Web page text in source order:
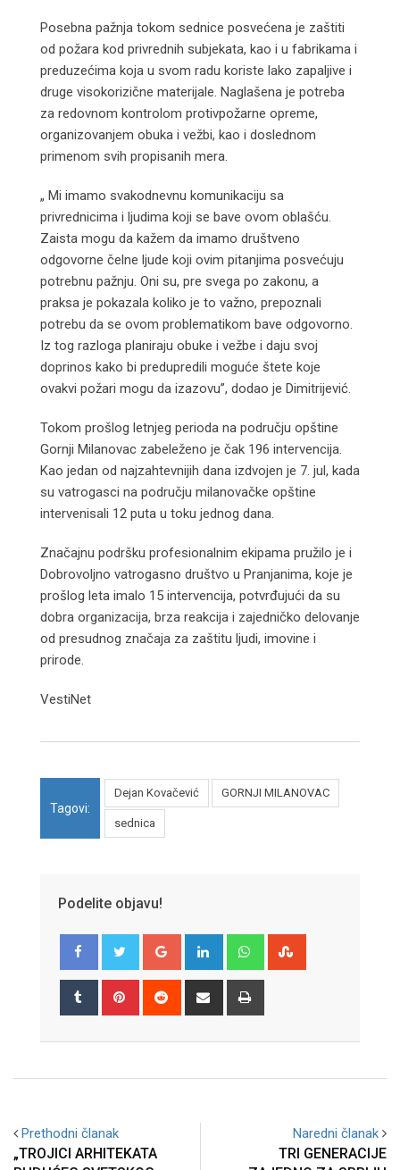
Posebna pažnja tokom sednice posvećena je zaštiti
od požara kod privrednih subjekata, kao i u fabrikama i
preduzećima koja u svom radu koriste lako zapaljive i
druge visokorizične materijale. Naglašena je potreba
za redovnom kontrolom protivpožarne opreme,
organizovanjem obuka i vežbi, kao i doslednom
primenom svih propisanih mera.
„ Mi imamo svakodnevnu komunikaciju sa
privrednicima i ljudima koji se bave ovom oblašću.
Zaista mogu da kažem da imamo društveno
odgovorne čelne ljude koji ovim pitanjima posvećuju
potrebnu pažnju. Oni su, pre svega po zakonu, a
praksa je pokazala koliko je to važno, prepoznali
potrebu da se ovom problematikom bave odgovorno.
Iz tog razloga planiraju obuke i vežbe i daju svoj
doprinos kako bi predupredili moguće štete koje
ovakvi požari mogu da izazovu”, dodao je Dimitrijević.
Tokom prošlog letnjeg perioda na području opštine
Gornji Milanovac zabeleženo je čak 196 intervencija.
Kao jedan od najzahtevnijih dana izdvojen je 7. jul, kada
su vatrogasci na području milanovačke opštine
intervenisali 12 puta u toku jednog dana.
Značajnu podršku profesionalnim ekipama pružilo je i
Dobrovoljno vatrogasno društvo u Pranjanima, koje je
prošlog leta imalo 15 intervencija, potvrđujući da su
dobra organizacija, brza reakcija i zajedničko delovanje
od presudnog značaja za zaštitu ljudi, imovine i
prirode.
VestiNet
Tagovi:
Dejan Kovačević GORNJI MILANOVAC
sednica
Podelite objavu!
Google+ LinkedIn Whatsapp
Tumblr Pinterest Reddit
Share
Prethodni članak
„TROJICI ARHITEKATA
Naredni članak
TRI GENERACIJE